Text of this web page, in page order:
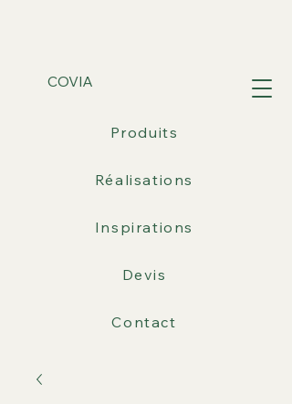
COVIA
Produits
Réalisations
Inspirations
Devis
Contact